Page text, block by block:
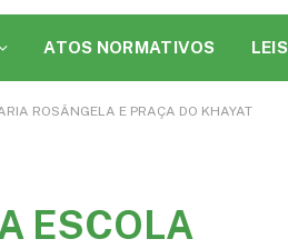
ATOS NORMATIVOS LEIS
ROSÂNGELA E PRAÇA DO KHAYAT
ESCOLA